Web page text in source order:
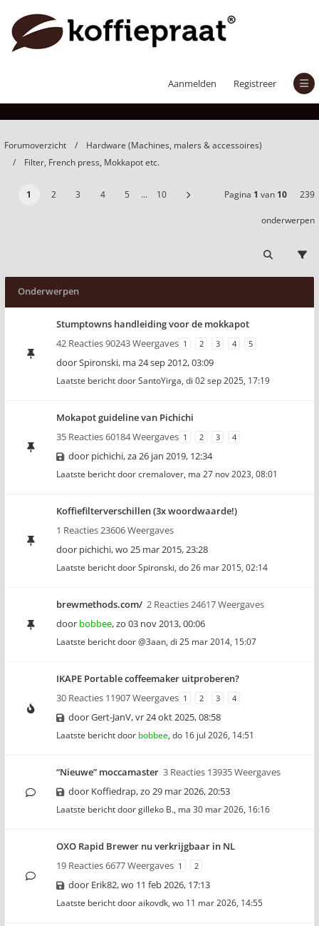
Aanmelden Registreer
Filter, French press, Mokkapot etc.
Forumoverzicht
Hardware (Machines, malers & accessoires)
Filter, French press, Mokkapot etc.
1 2 3 4 5 … 10 Pagina 1 van 10 239
onderwerpen
Onderwerpen
Stumptowns handleiding voor de mokkapot
42 Reacties 90243 Weergaves 1 2 3 4 5
doorSpironski, ma 24 sep 2012, 03:09
Laatste bericht doorSantoYirga, di 02 sep 2025, 17:19
Mokapot guideline van Pichichi
35 Reacties 60184 Weergaves 1 2 3 4
door pichichi,za 26 jan 2019, 12:34
Laatste bericht doorcremalover, ma 27 nov 2023, 08:01
Koffiefilterverschillen (3x woordwaarde!)
1 Reacties 23606 Weergaves
door pichichi,wo 25 mar 2015, 23:28
Laatste bericht doorSpironski, do 26 mar 2015, 02:14
brewmethods.com/ 2 Reacties 24617 Weergaves
door bobbee,zo 03 nov 2013, 00:06
Laatste bericht door@3aan, di 25 mar 2014, 15:07
IKAPE Portable coffeemaker uitproberen?
30 Reacties 11907 Weergaves 1 2 3 4
doorGert-JanV,vr 24 okt 2025, 08:58
Laatste bericht door bobbee, do 16 jul 2026, 14:51
“Nieuwe” moccamaster 3 Reacties 13935 Weergaves
door Koffiedrap,zo 29 mar 2026, 20:53
Laatste bericht doorgilleko B., ma 30 mar 2026, 16:16
OXO Rapid Brewer nu verkrijgbaar in NL
19 Reacties 6677 Weergaves 1 2
door Erik82,wo 11 feb 2026, 17:13
Laatste bericht dooraikovdk, wo 11 mar 2026, 14:55